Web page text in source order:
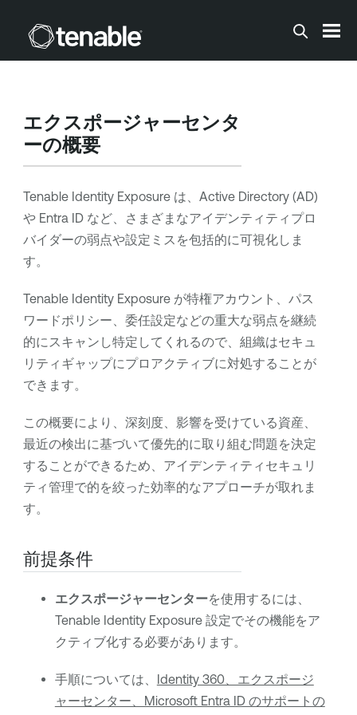
メインコンテンツに移動する
エクスポージャーセンタ
ーの概要
Tenable Identity Exposureは、Active Directory (AD)
や Entra ID など、さまざまなアイデンティティプロ
バイダーの弱点や設定ミスを包括的に可視化しま
す。
Tenable Identity Exposureが特権アカウント、パス
ワードポリシー、委任設定などの重大な弱点を継続
的にスキャンし特定してくれるので、組織はセキュ
リティギャップにプロアクティブに対処することが
できます。
この概要により、深刻度、影響を受けている資産、
最近の検出に基づいて優先的に取り組む問題を決定
することができるため、アイデンティティセキュリ
ティ管理で的を絞った効率的なアプローチが取れま
す。
前提条件
エクスポージャーセンターを使用するには、
Tenable Identity Exposure設定でその機能をア
クティブ化する必要があります。
手順については、 Identity 360、エクスポージ
ャーセンター、Microsoft Entra ID のサポートの